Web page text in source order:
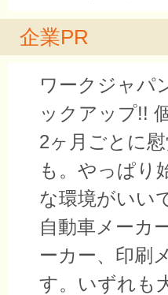
企業PR
ワークジャパ
ックアップ!!
2ヶ月ごとに
も。やっぱり
な環境がいい
自動車メーカ
ーカー、印刷
す。いずれも